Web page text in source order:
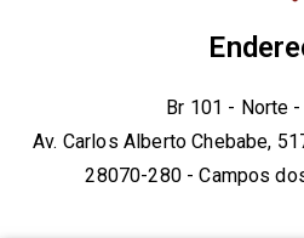
Br 101 - Norte
Av. Carlos Alberto Chebabe,
28070-280 - Campos